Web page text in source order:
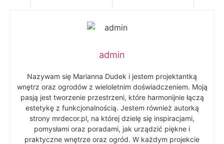
admin
Nazywam się Marianna Dudek i jestem projektantką
wnętrz oraz ogrodów z wieloletnim doświadczeniem. Moją
pasją jest tworzenie przestrzeni, które harmonijnie łączą
estetykę z funkcjonalnością. Jestem również autorką
strony mrdecor.pl, na której dzielę się inspiracjami,
pomysłami oraz poradami, jak urządzić piękne i
praktyczne wnętrze oraz ogród. W każdym projekcie